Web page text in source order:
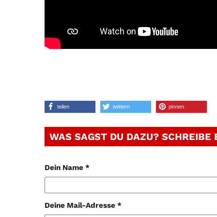
teilen twittern pinnen
WAS SAGST DU DAZU? SCHREIBE
Dein Name *
Deine Mail-Adresse *